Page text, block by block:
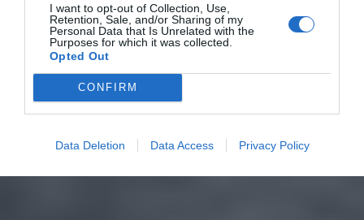
I want to opt-out of Collection, Use,
Retention, Sale, and/or Sharing of my
Personal Data that Is Unrelated with the
Purposes for which it was collected.
Opted Out
CONFIRM
Data Deletion Data Access Privacy Policy